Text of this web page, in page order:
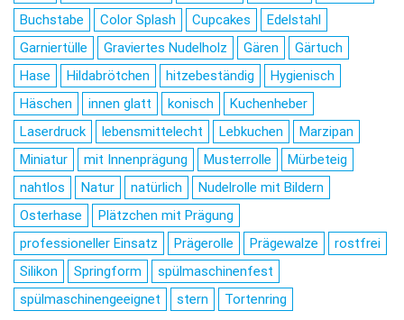
Buchstabe
Color Splash Cupcakes
Edelstahl
Garniertülle
Graviertes Nudelholz Gären
Gärtuch
Hase
Hildabrötchen hitzebeständig
Hygienisch
Häschen
innen glatt konisch
Kuchenheber
Laserdruck
lebensmittelecht Lebkuchen
Marzipan
Miniatur
mit Innenprägung Musterrolle
Mürbeteig
nahtlos
Natur natürlich
Nudelrolle mit Bildern
Osterhase
Plätzchen mit Prägung
professioneller Einsatz
Prägerolle Prägewalze
rostfrei
Silikon
Springform
spülmaschinenfest
spülmaschinengeeignet
stern Tortenring